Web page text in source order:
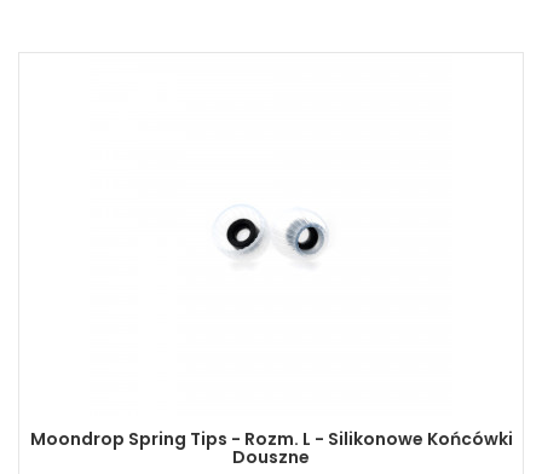
Moondrop Spring Tips - Rozm. L - Silikonowe Końcówki
Douszne